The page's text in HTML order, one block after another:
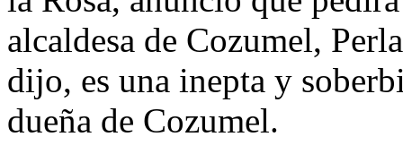
alcaldesa de Cozumel,
dijo, es una inepta y
dueña de Cozumel.